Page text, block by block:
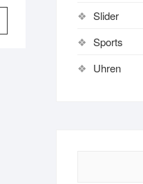
Slider
Sports
Uhren